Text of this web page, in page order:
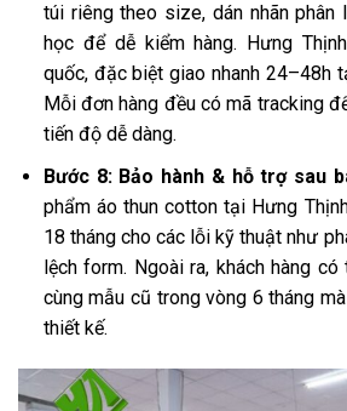
túi riêng theo size, dán nhãn
học để dễ kiểm hàng. Hưng
quốc, đặc biệt giao nhanh 24–48h
Mỗi đơn hàng đều có mã tracking
tiến độ dễ dàng.
Bước 8: Bảo hành & hỗ trợ sau
phẩm áo thun cotton tại Hưng
18 tháng cho các lỗi kỹ thuật như
lệch form. Ngoài ra, khách hàng
cùng mẫu cũ trong vòng 6 tháng
thiết kế.